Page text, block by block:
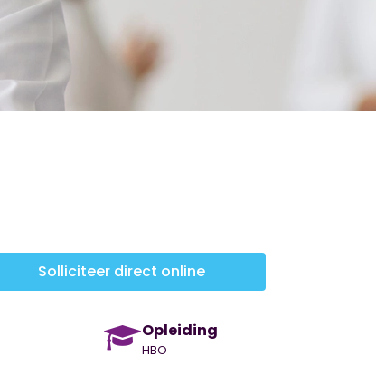
Solliciteer direct online
Opleiding
HBO